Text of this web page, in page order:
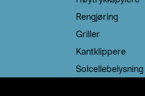
Rengjøring
Griller
Kantklippere
Solcellebelysning